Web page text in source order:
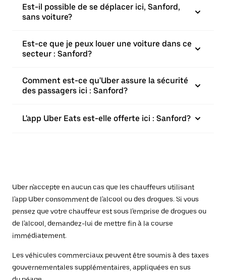
Est-il possible de se déplacer ici, Sanford,
sans voiture?
Est-ce que je peux louer une voiture dans ce
secteur : Sanford?
Comment est-ce qu'Uber assure la sécurité
des passagers ici : Sanford?
L'app Uber Eats est-elle offerte ici : Sanford?
Uber n'accepte en aucun cas que les chauffeurs utilisant
l'app Uber consomment de l'alcool ou des drogues. Si vous
pensez que votre chauffeur est sous l'emprise de drogues ou
de l'alcool, demandez-lui de mettre fin à la course
immédiatement.
Les véhicules commerciaux peuvent être soumis à des taxes
gouvernementales supplémentaires, appliquées en sus